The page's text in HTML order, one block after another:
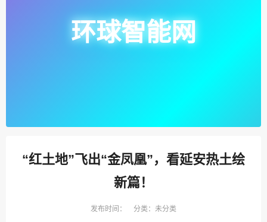
环球智能网
“红土地”飞出“金凤凰”，看延安热土绘
新篇！
发布时间： 分类：未分类